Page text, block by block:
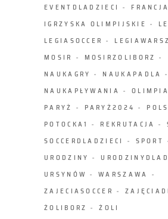
EVENTDLADZIECI
FRANCJA
IGRZYSKA OLIMPIJSKIE
LEGIASOCCER
MOSIR
MOSIRZOLIBORZ
NAUKAGRY
NAUKAPADLA
NAUKAPŁYWANIA
PARYŻ
PARYŻ2024
POTOCKA1
REKRUTACJA
SOCCERDLADZIECI
SPORT
URODZINY
URSYNÓW
WARSZAWA
ZAJECIASOCCER
ŻOLIBORZ
ŻOLI